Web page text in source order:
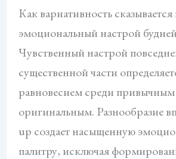
Как вариативность сказывается
эмоциональный настрой будней
Чувственный настрой
существенной части
равновесием среди
оригинальным. Разнообразие
up создает насыщенную
палитру, исключая